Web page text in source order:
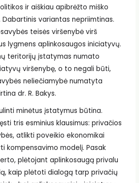
ir aiškiau apibrėžto miško
variantas nepriimtinas.
teisės viršenybė virš
lygmens aplinkosaugos iniciatyvų.
teritorijų įstatymas numato
viršenybę, o to negali būti,
neliečiamybė numatyta
dr. R. Bakys.
minėtus įstatymus būtina.
tris esminius klausimus: privačios
atlikti poveikio ekonomikai
kompensavimo modelį. Pasak
plėtojant aplinkosaugą privalu
kaip plėtoti dialogą tarp privačių